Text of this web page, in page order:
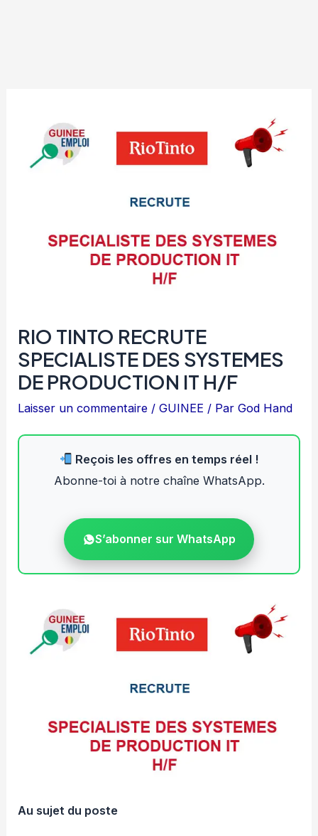
RIO TINTO RECRUTE
SPECIALISTE DES SYSTEMES
DE PRODUCTION IT H/F
Laisser un commentaire /GUINEE / ParGod Hand
Reçois les offres en temps réel !
Abonne-toi à notre chaîne WhatsApp.
S’abonner sur WhatsApp
Au sujet du poste